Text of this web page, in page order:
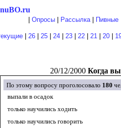
Опросы| Рассылка| Пивные
26 25 24 23 22 21 20
20/12/2000 Когда
По этому вопросу проголосовало 180
выпали в осадок
только научились ходить
только научились говорить